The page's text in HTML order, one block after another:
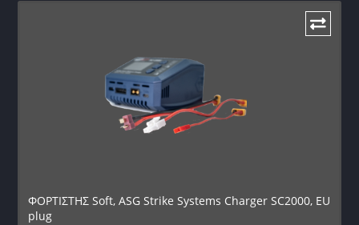
ΦΟΡΤΙΣΤΗΣ Soft, ASG Strike Systems Charger SC2000, EU
plug